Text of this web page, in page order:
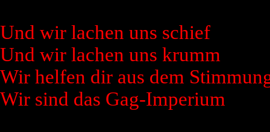
Und wir lachen uns schief
Und wir lachen uns krumm
Wir helfen dir aus dem
Wir sind das Gag-Imperium